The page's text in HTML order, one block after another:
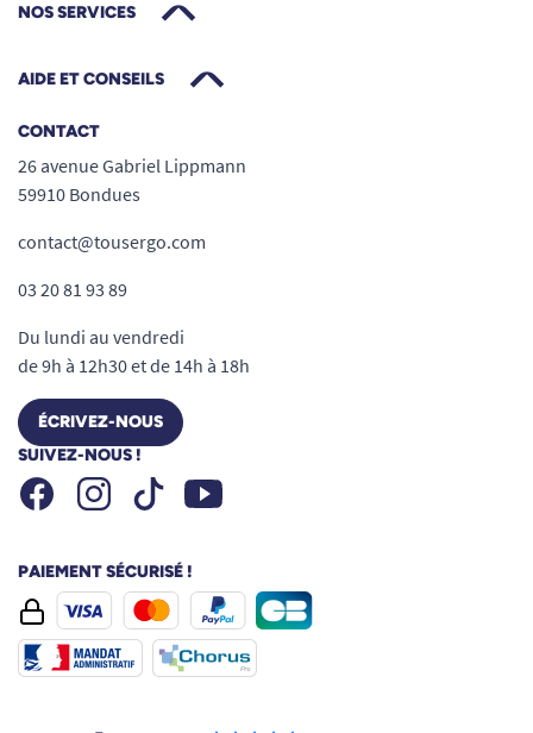
NOS SERVICES
AIDE ET CONSEILS
CONTACT
26 avenue Gabriel Lippmann
59910 Bondues
contact@tousergo.com
03 20 81 93 89
Du lundi au vendredi
de 9h à 12h30 et de 14h à 18h
ÉCRIVEZ-NOUS
SUIVEZ-NOUS !
FacebookInstagramTiktok Youtube
PAIEMENT SÉCURISÉ !